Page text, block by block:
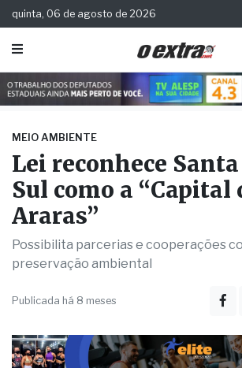
quinta, 06 de agosto de 2026
MEIO AMBIENTE
Lei reconhece Santa
Sul como a “Capital
Araras”
Possibilita parcerias e cooperações